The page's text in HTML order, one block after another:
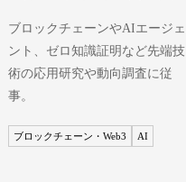
ブロックチェーンやAIエージェ
ント、ゼロ知識証明など先端技
術の応用研究や動向調査に従
事。
ブロックチェーン・Web3 AI